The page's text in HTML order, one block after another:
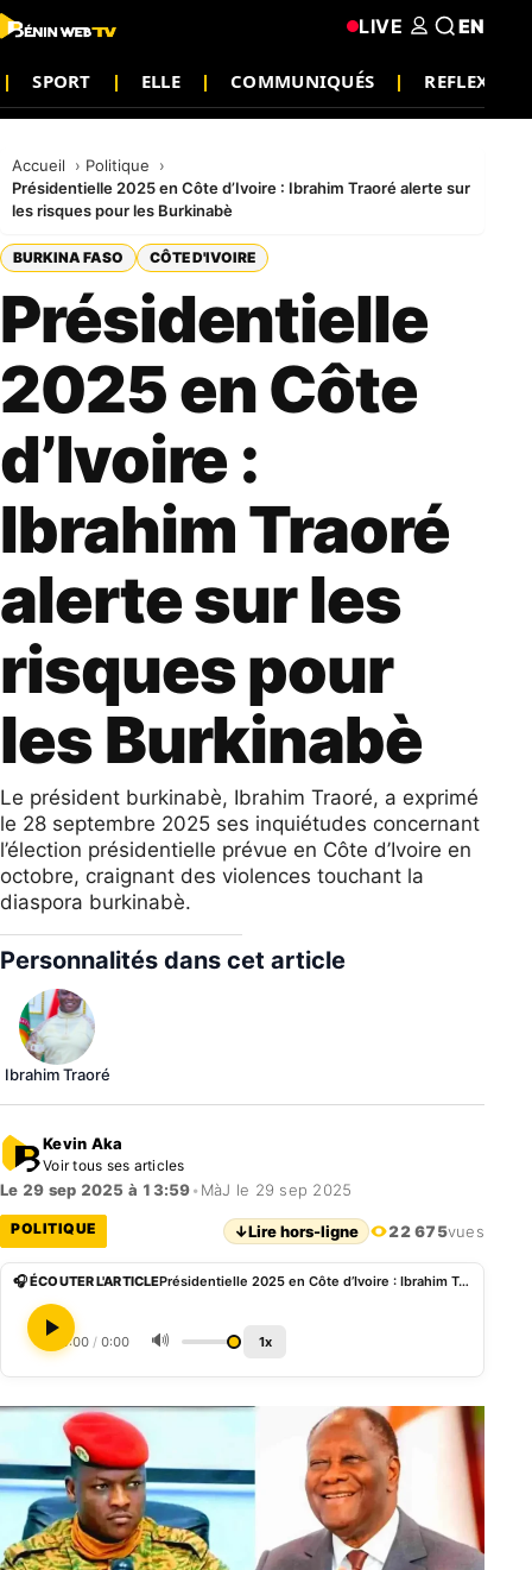
SPORT ELLE COMMUNIQUÉS REFLEXION
LIVE EN
Accueil
Politique
Présidentielle 2025 en Côte d’Ivoire : Ibrahim Traoré alerte sur
les risques pour les Burkinabè
BURKINA FASO CÔTE D'IVOIRE
Présidentielle
2025 en Côte
d’Ivoire :
Ibrahim Traoré
alerte sur les
risques pour
les Burkinabè
Le président burkinabè, Ibrahim Traoré, a exprimé
le 28 septembre 2025 ses inquiétudes concernant
l’élection présidentielle prévue en Côte d’Ivoire en
octobre, craignant des violences touchant la
diaspora burkinabè.
Personnalités dans cet article
Ibrahim Traoré
Kevin Aka
Voir tous ses articles
Le 29 sep 2025 à 13:59• MàJ le 29 sep 2025
POLITIQUE ↓Lire hors-ligne 22 675vues
🎧 ÉCOUTER L'ARTICLE Présidentielle 2025 en Côte d’Ivoire : Ibrahim Traoré alerte sur les risques pour les Burkinabè
0:00 / 0:00 🔊 1x